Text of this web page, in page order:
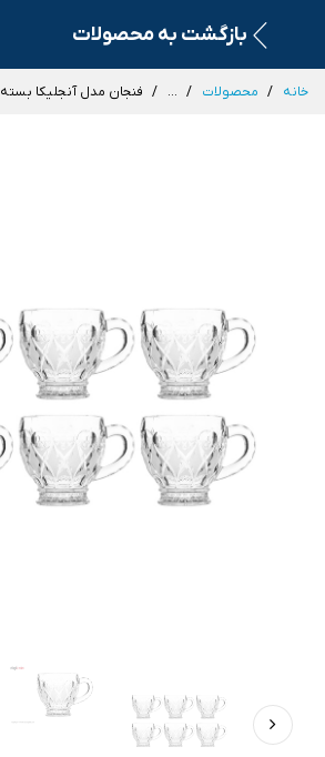
بازگشت به محصولات
خانه محصولات ... فنجان مدل آنجلیکا بسته 6 عددی